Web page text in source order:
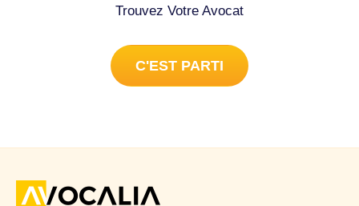
Trouvez Votre Avocat
C'EST PARTI